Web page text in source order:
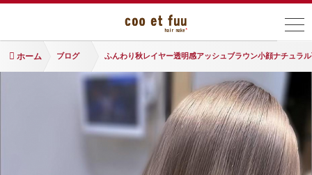
ホーム ブログ ふんわり秋レイヤー透明感アッシュブラウン小顔ナチュラ